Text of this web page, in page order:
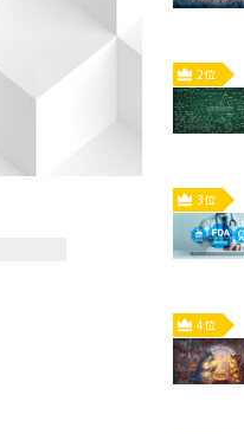
2位
3位
4位